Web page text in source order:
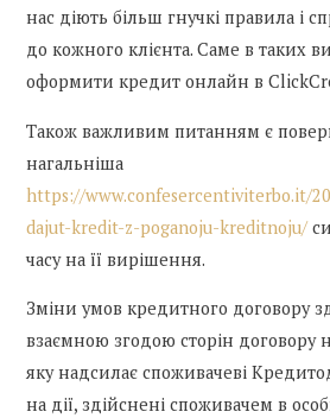
нас діють більш гнучкі правила і
до кожного клієнта. Саме в таких
оформити кредит онлайн в
Також важливим питанням є
нагальніша
https://www.confesercentiviterbo.it/
dajut-kredit-z-poganoju-kreditnoju/
часу на її вирішення.
Зміни умов кредитного договору
взаємною згодою сторін договору
яку надсилає споживачеві
на дії, здійснені споживачем в